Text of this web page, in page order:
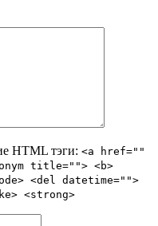
HTML тэги: <a href=""
title=""> <b>
<del datetime="">
<strong>